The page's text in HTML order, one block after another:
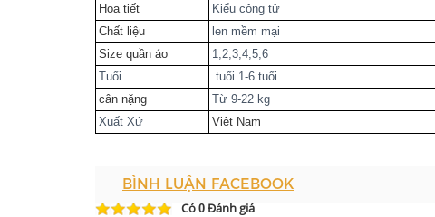
Họa tiết
Kiểu công tử
Chất liệu
len mềm mại
Size quần áo
1,2,3,4,5,6
Tuổi
tuổi 1-6 tuổi
cân nặng
Từ 9-22 kg
Xuất Xứ
Việt Nam
BÌNH LUẬN FACEBOOK
Có 0 Đánh giá